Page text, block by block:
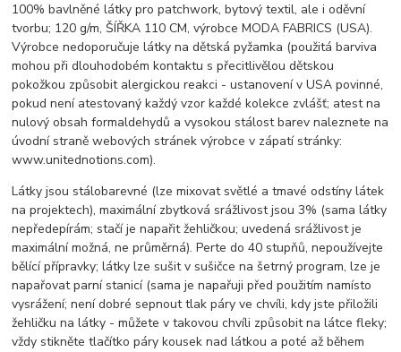
100% bavlněné látky pro patchwork, bytový textil, ale i oděvní
tvorbu; 120 g/m, ŠÍŘKA 110 CM, výrobce MODA FABRICS (USA).
Výrobce nedoporučuje látky na dětská pyžamka (použitá barviva
mohou při dlouhodobém kontaktu s přecitlivělou dětskou
pokožkou způsobit alergickou reakci - ustanovení v USA povinné,
pokud není atestovaný každý vzor každé kolekce zvlášť; atest na
nulový obsah formaldehydů a vysokou stálost barev naleznete na
úvodní straně webových stránek výrobce v zápatí stránky:
www.unitednotions.com).
Látky jsou stálobarevné (lze mixovat světlé a tmavé odstíny látek
na projektech), maximální zbytková srážlivost jsou 3% (sama látky
nepředepírám; stačí je napařit žehličkou; uvedená srážlivost je
maximální možná, ne průměrná). Perte do 40 stupňů, nepoužívejte
bělící přípravky; látky lze sušit v sušičce na šetrný program, lze je
napařovat parní stanicí (sama je napařuji před použitím namísto
vysrážení; není dobré sepnout tlak páry ve chvíli, kdy jste přiložili
žehličku na látky - můžete v takovou chvíli způsobit na látce fleky;
vždy stikněte tlačítko páry kousek nad látkou a poté až během